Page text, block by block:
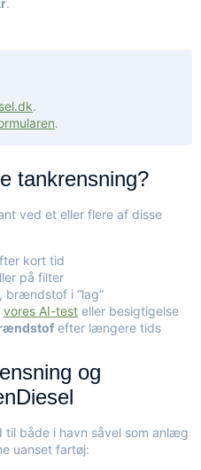
.
.
tankrensning?
ved et eller flere af disse
kort tid
på filter
i “lag”
vores AI-test eller besigtigelse
efter længere tids
og
til både i havn såvel som anlæg
uanset fartøj: